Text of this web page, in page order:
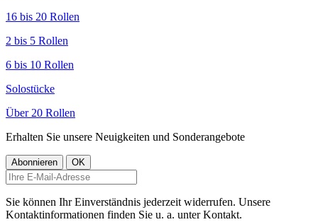
16 bis 20 Rollen
2 bis 5 Rollen
6 bis 10 Rollen
Solostücke
Über 20 Rollen
Erhalten Sie unsere Neuigkeiten und Sonderangebote
Sie können Ihr Einverständnis jederzeit widerrufen. Unsere
Kontaktinformationen finden Sie u. a. unter Kontakt.